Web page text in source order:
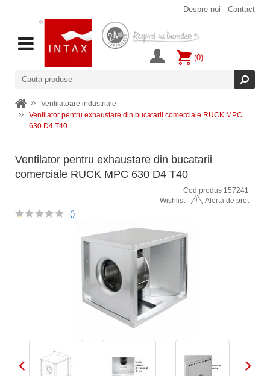
Despre noi Contact
(0)
Ventilatoare industriale
Ventilator pentru exhaustare din bucatarii comerciale RUCK MPC
630 D4 T40
Ventilator pentru exhaustare din bucatarii
comerciale RUCK MPC 630 D4 T40
Cod produs 157241
Wishlist
Alerta de pret
()